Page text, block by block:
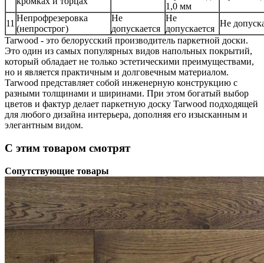
1,0 мм
11
Непрофрезеровка
(непрострог)
Не
допускается
Не
допускается
Не
Tarwood - это белорусский производитель паркетной доски.
Это один из самых популярных видов напольных покрытий,
который обладает не только эстетическими преимуществами,
но и является практичным и долговечным материалом.
Tarwood представляет собой инженерную конструкцию с
разными толщинами и ширинами. При этом богатый выбор
цветов и фактур делает паркетную доску Tarwood подходящей
для любого дизайна интерьера, дополняя его изысканным и
элегантным видом.
С этим товаром смотрят
Сопутствующие товары